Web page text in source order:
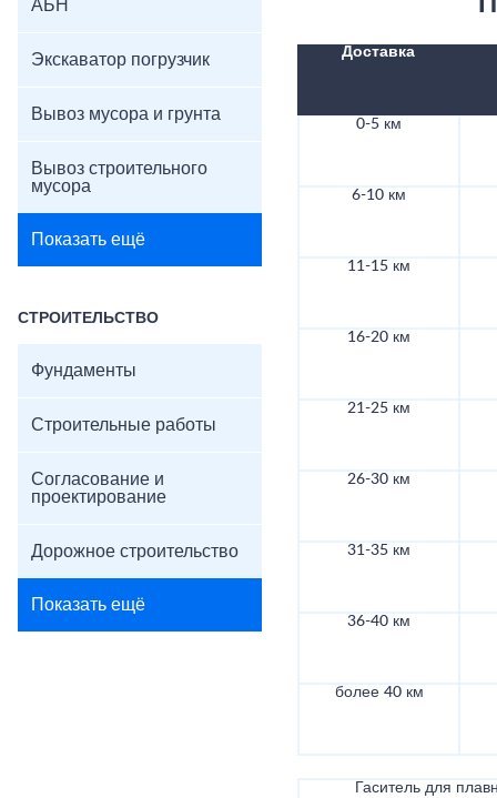
АБН
Экскаватор погрузчик
Вывоз мусора и грунта
Вывоз строительного
мусора
Показать ещё
СТРОИТЕЛЬСТВО
Фундаменты
Строительные работы
Согласование и
проектирование
Дорожное строительство
Показать ещё
Доставка
0-5 км
6-10 км
11-15 км
16-20 км
21-25 км
26-30 км
31-35 км
36-40 км
более 40 км
Гаситель для